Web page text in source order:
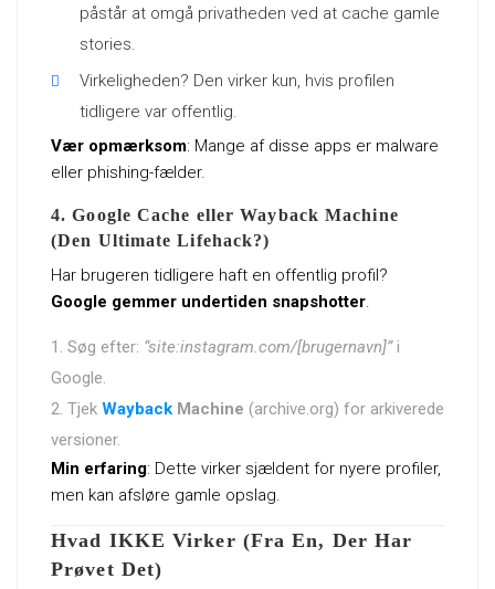
påstår at omgå privatheden ved at cache gamle
stories.
Virkeligheden? Den virker kun, hvis profilen
tidligere var offentlig.
Vær opmærksom: Mange af disse apps er malware
eller phishing-fælder.
4. Google Cache eller Wayback Machine
(Den Ultimate Lifehack?)
Har brugeren tidligere haft en offentlig profil?
Google gemmer undertiden snapshotter.
Søg efter: “site:instagram.com/[brugernavn]”i
Google.
Tjek Wayback Machine (archive.org) for arkiverede
versioner.
Min erfaring: Dette virker sjældent for nyere profiler,
men kan afsløre gamle opslag.
Hvad IKKE Virker (Fra En, Der Har
Prøvet Det)